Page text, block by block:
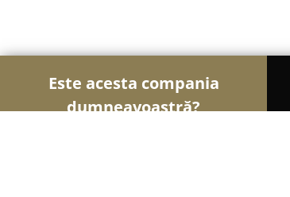
Este acesta compania
dumneavoastră?